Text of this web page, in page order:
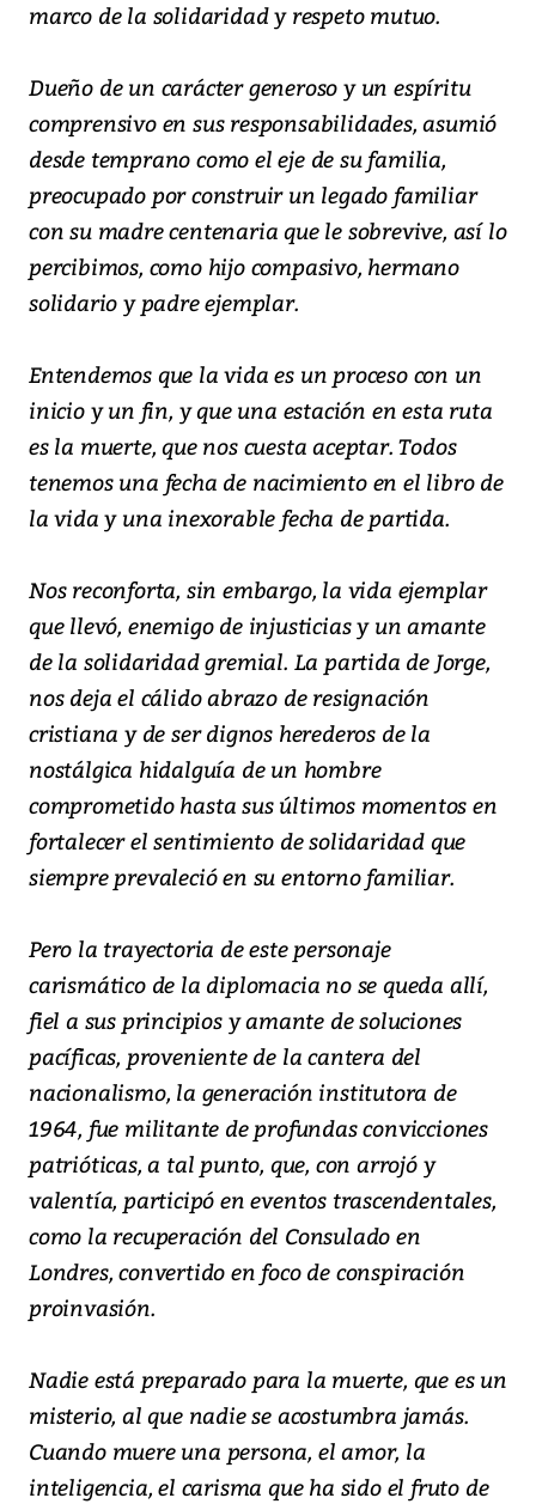
marco de la solidaridad y respeto mutuo.
Dueño de un carácter generoso y un espíritu
comprensivo en sus responsabilidades, asumió
desde temprano como el eje de su familia,
preocupado por construir un legado familiar
con su madre centenaria que le sobrevive, así lo
percibimos, como hijo compasivo, hermano
solidario y padre ejemplar.
Entendemos que la vida es un proceso con un
inicio y un fin, y que una estación en esta ruta
es la muerte, que nos cuesta aceptar. Todos
tenemos una fecha de nacimiento en el libro de
la vida y una inexorable fecha de partida.
Nos reconforta, sin embargo, la vida ejemplar
que llevó, enemigo de injusticias y un amante
de la solidaridad gremial. La partida de Jorge,
nos deja el cálido abrazo de resignación
cristiana y de ser dignos herederos de la
nostálgica hidalguía de un hombre
comprometido hasta sus últimos momentos en
fortalecer el sentimiento de solidaridad que
siempre prevaleció en su entorno familiar.
Pero la trayectoria de este personaje
carismático de la diplomacia no se queda allí,
fiel a sus principios y amante de soluciones
pacíficas, proveniente de la cantera del
nacionalismo, la generación institutora de
1964, fue militante de profundas convicciones
patrióticas, a tal punto, que, con arrojó y
valentía, participó en eventos trascendentales,
como la recuperación del Consulado en
Londres, convertido en foco de conspiración
proinvasión.
Nadie está preparado para la muerte, que es un
misterio, al que nadie se acostumbra jamás.
Cuando muere una persona, el amor, la
inteligencia, el carisma que ha sido el fruto de